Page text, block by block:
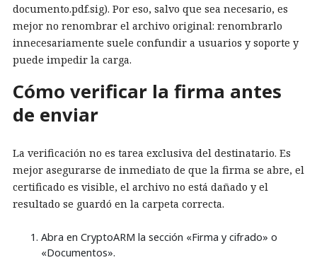
documento.pdf.sig). Por eso, salvo que sea necesario, es
mejor no renombrar el archivo original: renombrarlo
innecesariamente suele confundir a usuarios y soporte y
puede impedir la carga.
Cómo verificar la firma antes
de enviar
La verificación no es tarea exclusiva del destinatario. Es
mejor asegurarse de inmediato de que la firma se abre, el
certificado es visible, el archivo no está dañado y el
resultado se guardó en la carpeta correcta.
Abra en CryptoARM la sección «Firma y cifrado» o
«Documentos».